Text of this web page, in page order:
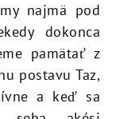
najmä pod
dokonca
pamätať z
postavu Taz,
a keď sa